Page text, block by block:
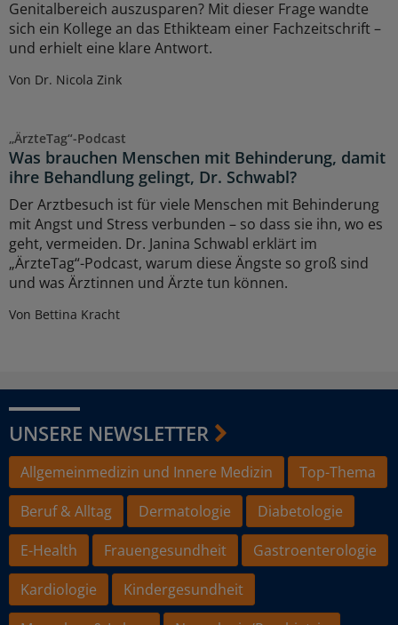
Genitalbereich auszusparen? Mit dieser Frage wandte
sich ein Kollege an das Ethikteam einer Fachzeitschrift –
und erhielt eine klare Antwort.
Von Dr. Nicola Zink
„ÄrzteTag“-Podcast
Was brauchen Menschen mit Behinderung, damit
ihre Behandlung gelingt, Dr. Schwabl?
Der Arztbesuch ist für viele Menschen mit Behinderung
mit Angst und Stress verbunden – so dass sie ihn, wo es
geht, vermeiden. Dr. Janina Schwabl erklärt im
„ÄrzteTag“-Podcast, warum diese Ängste so groß sind
und was Ärztinnen und Ärzte tun können.
Von Bettina Kracht
UNSERE NEWSLETTER
Allgemeinmedizin und Innere Medizin
Top-Thema
Beruf & Alltag
Dermatologie
Diabetologie
E-Health
Frauengesundheit
Gastroenterologie
Kardiologie
Kindergesundheit